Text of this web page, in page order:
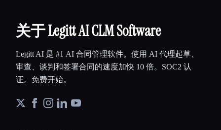
关于 Legitt AI CLM Software
Legitt AI 是 #1 AI 合同管理软件。使用 AI 代理起草、
审查、谈判和签署合同的速度加快 10 倍。SOC2 认
证。免费开始。